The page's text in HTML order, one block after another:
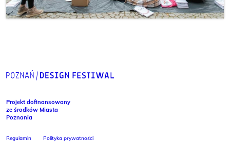
Projekt dofinansowany
ze środków Miasta
Poznania
Regulamin Polityka prywatności